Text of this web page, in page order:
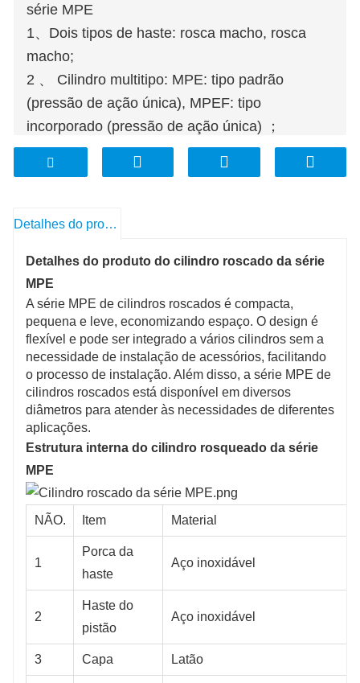
série MPE
1、Dois tipos de haste: rosca macho, rosca
macho;
2 、 Cilindro multitipo: MPE: tipo padrão
(pressão de ação única), MPEF: tipo
incorporado (pressão de ação única) ；
3、Dois tipos de tipo de montagem: Com
suporte de montagem (usado para o tipo MPE),
4、Cinco tamanhos de furo estão
Detalhes do produto
Detalhes do produto do cilindro roscado da série
MPE
A série MPE de cilindros roscados é compacta,
pequena e leve, economizando espaço. O design é
flexível e pode ser integrado a vários cilindros sem a
necessidade de instalação de acessórios, facilitando
o processo de instalação. Além disso, a série MPE de
cilindros roscados está disponível em diversos
diâmetros para atender às necessidades de diferentes
aplicações.
Estrutura interna do cilindro rosqueado da série
MPE
NÃO. Item Material
1
Porca da
haste
Aço inoxidável
2
Haste do
pistão
Aço inoxidável
3 Capa Latão